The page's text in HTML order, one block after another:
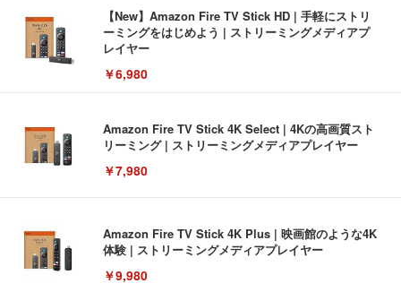
【New】Amazon Fire TV Stick HD | 手軽にストリ
ーミングをはじめよう | ストリーミングメディアプ
レイヤー
￥6,980
Amazon Fire TV Stick 4K Select | 4Kの高画質スト
リーミング | ストリーミングメディアプレイヤー
￥7,980
Amazon Fire TV Stick 4K Plus | 映画館のような4K
体験 | ストリーミングメディアプレイヤー
￥9,980